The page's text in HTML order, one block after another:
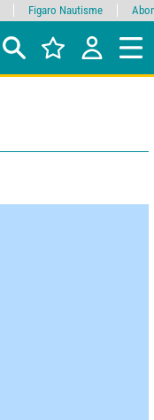
Figaro Nautisme